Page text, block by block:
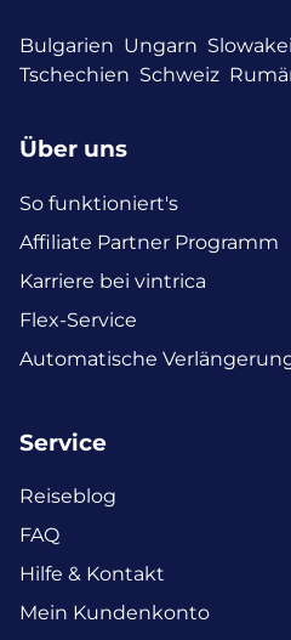
Bulgarien Ungarn Slowakei
Tschechien Schweiz
Über uns
So funktioniert's
Affiliate Partner Programm
Karriere bei vintrica
Flex-Service
Automatische
Service
Reiseblog
FAQ
Hilfe & Kontakt
Mein Kundenkonto